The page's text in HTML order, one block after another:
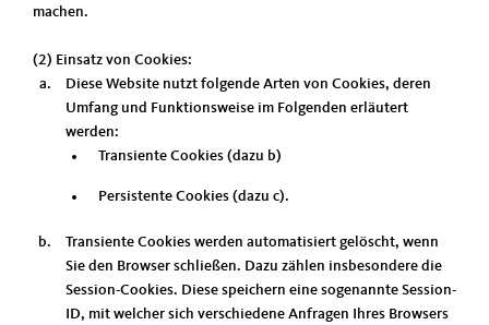
machen.
(2) Einsatz von Cookies:
Diese Website nutzt folgende Arten von Cookies, deren
Umfang und Funktionsweise im Folgenden erläutert
werden:
Transiente Cookies (dazu b)
Persistente Cookies (dazu c).
Transiente Cookies werden automatisiert gelöscht, wenn
Sie den Browser schließen. Dazu zählen insbesondere die
Session-Cookies. Diese speichern eine sogenannte Session-
ID, mit welcher sich verschiedene Anfragen Ihres Browsers